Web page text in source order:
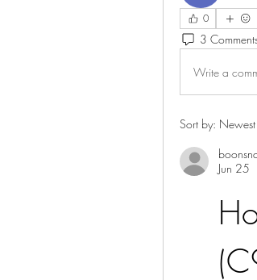
0
3
Write a
Sort by: Newest
Jun 25